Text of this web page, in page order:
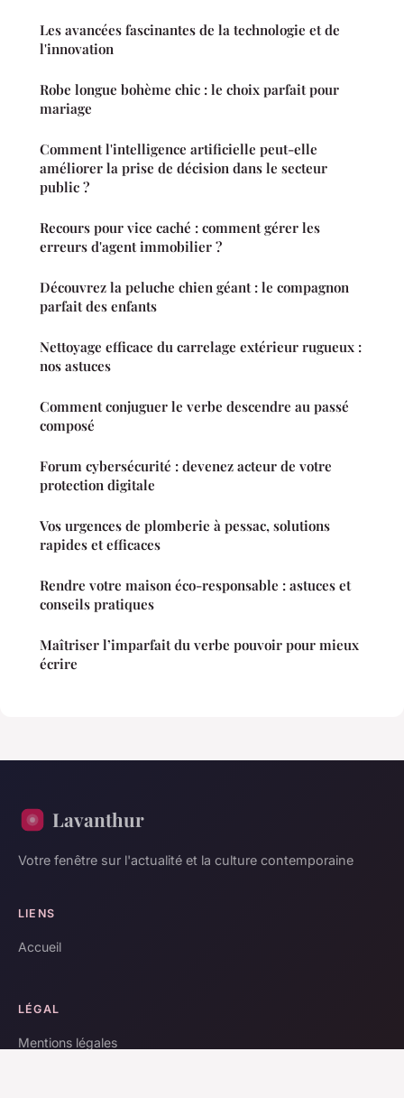
Les avancées fascinantes de la technologie et de
l'innovation
Robe longue bohème chic : le choix parfait pour
mariage
Comment l'intelligence artificielle peut-elle
améliorer la prise de décision dans le secteur
public ?
Recours pour vice caché : comment gérer les
erreurs d'agent immobilier ?
Découvrez la peluche chien géant : le compagnon
parfait des enfants
Nettoyage efficace du carrelage extérieur rugueux :
nos astuces
Comment conjuguer le verbe descendre au passé
composé
Forum cybersécurité : devenez acteur de votre
protection digitale
Vos urgences de plomberie à pessac, solutions
rapides et efficaces
Rendre votre maison éco-responsable : astuces et
conseils pratiques
Maîtriser l’imparfait du verbe pouvoir pour mieux
écrire
Lavanthur
Votre fenêtre sur l'actualité et la culture contemporaine
LIENS
Accueil
LÉGAL
Mentions légales